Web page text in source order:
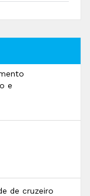
e
de cruzeiro